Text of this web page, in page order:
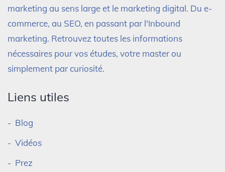
marketing au sens large et le marketing digital. Du e-
commerce, au SEO, en passant par l'Inbound
marketing. Retrouvez toutes les informations
nécessaires pour vos études, votre master ou
simplement par curiosité.
Liens utiles
Blog
Vidéos
Prez